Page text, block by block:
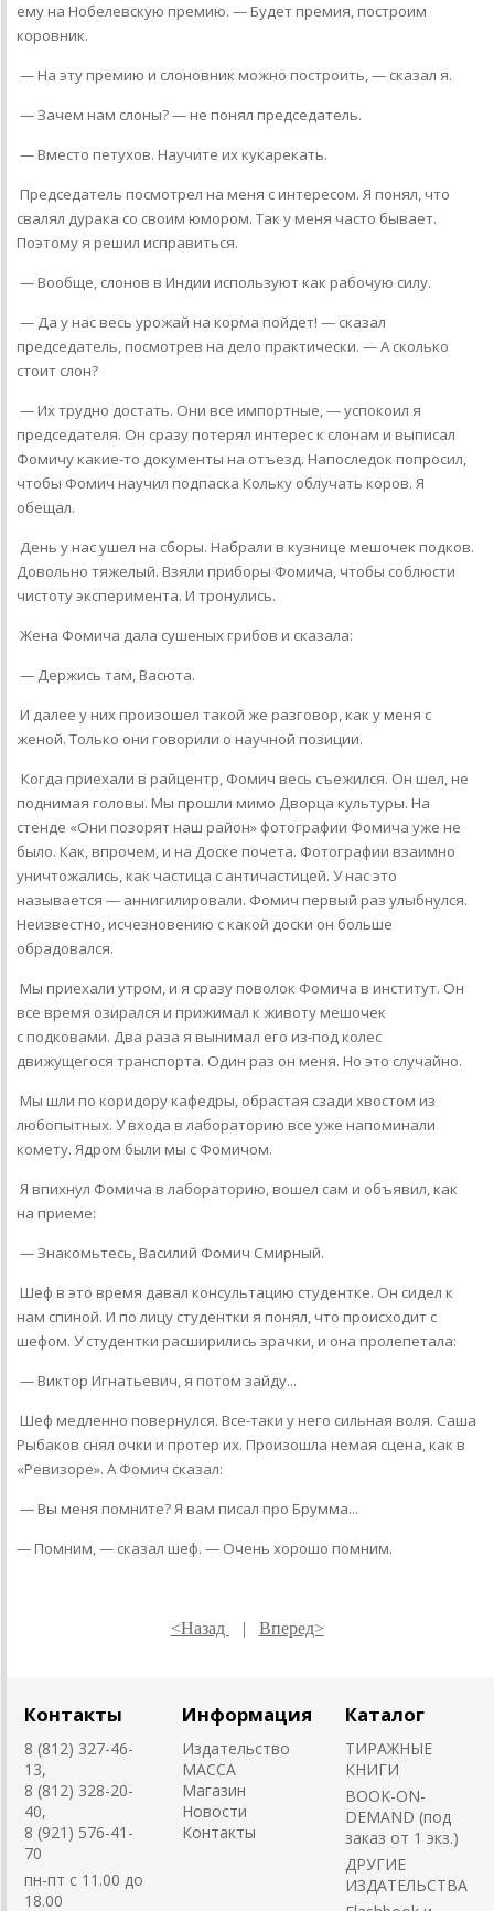
ему на Нобелевскую премию. — Будет премия, построим
коровник.
— На эту премию и слоновник можно построить, — сказал я.
— Зачем нам слоны? — не понял председатель.
— Вместо петухов. Научите их кукарекать.
Председатель посмотрел на меня с интересом. Я понял, что
свалял дурака со своим юмором. Так у меня часто бывает.
Поэтому я решил исправиться.
— Вообще, слонов в Индии используют как рабочую силу.
— Да у нас весь урожай на корма пойдет! — сказал
председатель, посмотрев на дело практически. — А сколько
стоит слон?
— Их трудно достать. Они все импортные, — успокоил я
председателя. Он сразу потерял интерес к слонам и выписал
Фомичу какие-то документы на отъезд. Напоследок попросил,
чтобы Фомич научил подпаска Кольку облучать коров. Я
обещал.
День у нас ушел на сборы. Набрали в кузнице мешочек подков.
Довольно тяжелый. Взяли приборы Фомича, чтобы соблюсти
чистоту эксперимента. И тронулись.
Жена Фомича дала сушеных грибов и сказала:
— Держись там, Васюта.
И далее у них произошел такой же разговор, как у меня с
женой. Только они говорили о научной позиции.
Когда приехали в райцентр, Фомич весь съежился. Он шел, не
поднимая головы. Мы прошли мимо Дворца культуры. На
стенде «Они позорят наш район» фотографии Фомича уже не
было. Как, впрочем, и на Доске почета. Фотографии взаимно
уничтожались, как частица с античастицей. У нас это
называется — аннигилировали. Фомич первый раз улыбнулся.
Неизвестно, исчезновению с какой доски он больше
обрадовался.
Мы приехали утром, и я сразу поволок Фомича в институт. Он
все время озирался и прижимал к животу мешочек
с подковами. Два раза я вынимал его из-под колес
движущегося транспорта. Один раз он меня. Но это случайно.
Мы шли по коридору кафедры, обрастая сзади хвостом из
любопытных. У входа в лабораторию все уже напоминали
комету. Ядром были мы с Фомичом.
Я впихнул Фомича в лабораторию, вошел сам и объявил, как
на приеме:
— Знакомьтесь, Василий Фомич Смирный.
Шеф в это время давал консультацию студентке. Он сидел к
нам спиной. И по лицу студентки я понял, что происходит с
шефом. У студентки расширились зрачки, и она пролепетала:
— Виктор Игнатьевич, я потом зайду...
Шеф медленно повернулся. Все-таки у него сильная воля. Саша
Рыбаков снял очки и протер их. Произошла немая сцена, как в
«Ревизоре». А Фомич сказал:
— Вы меня помните? Я вам писал про Брумма...
— Помним, — сказал шеф. — Очень хорошо помним.
<Назад | Вперед>
Контакты
8 (812) 327-46-
13,
8 (812) 328-20-
40,
8 (921) 576-41-
70
пн-пт с 11.00 до
18.00
Информация
Издательство
MACCA
Магазин
Новости
Контакты
Каталог
ТИРАЖНЫЕ
КНИГИ
BOOK-ON-
DEMAND (под
заказ от 1 экз.)
ДРУГИЕ
ИЗДАТЕЛЬСТВА